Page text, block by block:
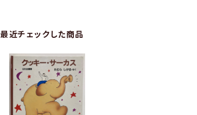
最近チェックした商品